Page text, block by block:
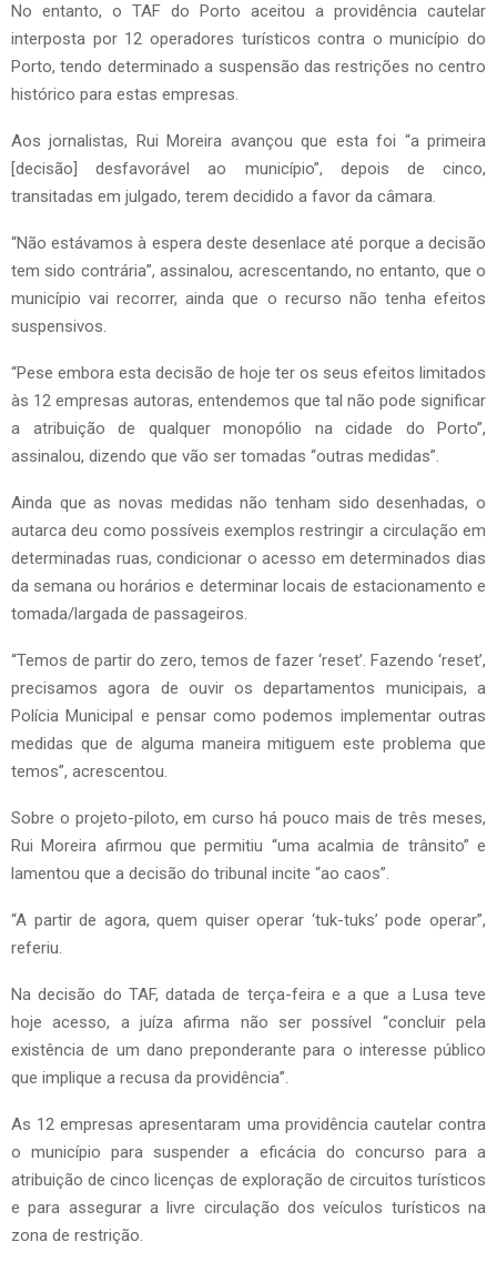
No entanto, o TAF do Porto aceitou a providência cautelar
interposta por 12 operadores turísticos contra o município do
Porto, tendo determinado a suspensão das restrições no centro
histórico para estas empresas.
Aos jornalistas, Rui Moreira avançou que esta foi “a primeira
[decisão] desfavorável ao município”, depois de cinco,
transitadas em julgado, terem decidido a favor da câmara.
“Não estávamos à espera deste desenlace até porque a decisão
tem sido contrária”, assinalou, acrescentando, no entanto, que o
município vai recorrer, ainda que o recurso não tenha efeitos
suspensivos.
“Pese embora esta decisão de hoje ter os seus efeitos limitados
às 12 empresas autoras, entendemos que tal não pode significar
a atribuição de qualquer monopólio na cidade do Porto”,
assinalou, dizendo que vão ser tomadas “outras medidas”.
Ainda que as novas medidas não tenham sido desenhadas, o
autarca deu como possíveis exemplos restringir a circulação em
determinadas ruas, condicionar o acesso em determinados dias
da semana ou horários e determinar locais de estacionamento e
tomada/largada de passageiros.
“Temos de partir do zero, temos de fazer ‘reset’. Fazendo ‘reset’,
precisamos agora de ouvir os departamentos municipais, a
Polícia Municipal e pensar como podemos implementar outras
medidas que de alguma maneira mitiguem este problema que
temos”, acrescentou.
Sobre o projeto-piloto, em curso há pouco mais de três meses,
Rui Moreira afirmou que permitiu “uma acalmia de trânsito” e
lamentou que a decisão do tribunal incite “ao caos”.
“A partir de agora, quem quiser operar ‘tuk-tuks’ pode operar”,
referiu.
Na decisão do TAF, datada de terça-feira e a que a Lusa teve
hoje acesso, a juíza afirma não ser possível “concluir pela
existência de um dano preponderante para o interesse público
que implique a recusa da providência”.
As 12 empresas apresentaram uma providência cautelar contra
o município para suspender a eficácia do concurso para a
atribuição de cinco licenças de exploração de circuitos turísticos
e para assegurar a livre circulação dos veículos turísticos na
zona de restrição.